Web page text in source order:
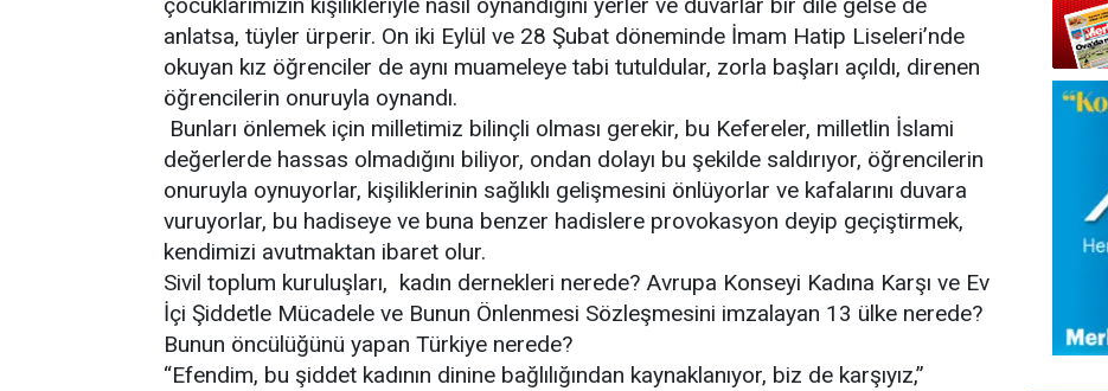
anlatsa, tüyler ürperir. On iki Eylül ve 28 Şubat döneminde İmam Hatip Liseleri’nde
okuyan kız öğrenciler de aynı muameleye tabi tutuldular, zorla başları açıldı, direnen
öğrencilerin onuruyla oynandı.
Bunları önlemek için milletimiz bilinçli olması gerekir, bu Kefereler, milletlin İslami
değerlerde hassas olmadığını biliyor, ondan dolayı bu şekilde saldırıyor, öğrencilerin
onuruyla oynuyorlar, kişiliklerinin sağlıklı gelişmesini önlüyorlar ve kafalarını duvara
vuruyorlar, bu hadiseye ve buna benzer hadislere provokasyon deyip geçiştirmek,
kendimizi avutmaktan ibaret olur.
Sivil toplum kuruluşları, kadın dernekleri nerede? Avrupa Konseyi Kadına Karşı ve Ev
İçi Şiddetle Mücadele ve Bunun Önlenmesi Sözleşmesini imzalayan 13 ülke nerede?
Bunun öncülüğünü yapan Türkiye nerede?
“Efendim, bu şiddet kadının dinine bağlılığından kaynaklanıyor, biz de karşıyız,”